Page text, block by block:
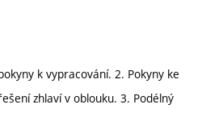
k vypracování. 2. Pokyny ke
zhlaví v oblouku. 3. Podélný